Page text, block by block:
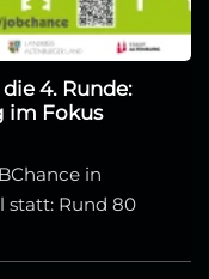
4. Runde:
im Fokus
in
statt: Rund 80